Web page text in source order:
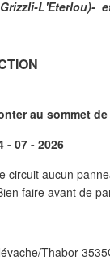
L'Eterlou)-
au sommet
- 07 - 2026
circuit aucun
faire avant de
Thabor